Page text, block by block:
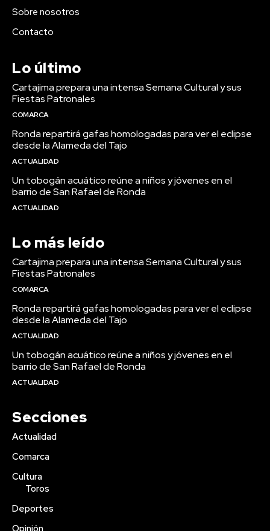
Sobre nosotros
Contacto
Lo último
Cartajima prepara una intensa Semana Cultural y sus
Fiestas Patronales
COMARCA
Ronda repartirá gafas homologadas para ver el eclipse
desde la Alameda del Tajo
ACTUALIDAD
Un tobogán acuático reúne a niños y jóvenes en el
barrio de San Rafael de Ronda
ACTUALIDAD
Lo más leído
Cartajima prepara una intensa Semana Cultural y sus
Fiestas Patronales
COMARCA
Ronda repartirá gafas homologadas para ver el eclipse
desde la Alameda del Tajo
ACTUALIDAD
Un tobogán acuático reúne a niños y jóvenes en el
barrio de San Rafael de Ronda
ACTUALIDAD
Secciones
Actualidad
Comarca
Cultura
Toros
Deportes
Opinión